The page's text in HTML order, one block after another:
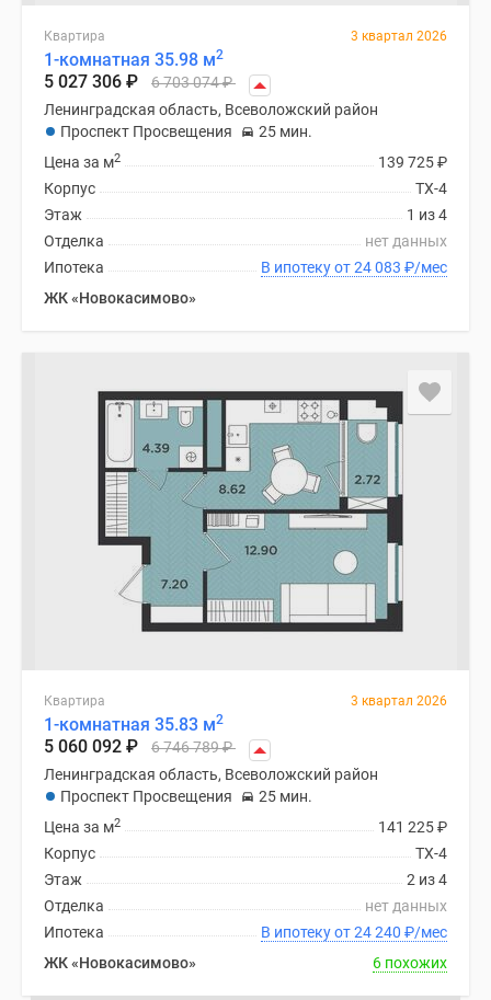
Квартира 3 квартал 2026
1-комнатная 35.98 м2
5 027 306 ₽ 6 703 074₽
Ленинградская область, Всеволожский район
Проспект Просвещения
25 мин.
139 725₽
Цена за м2
ТХ-4
Корпус
1 из 4
Этаж
нет данных
Отделка
В ипотеку от 24 083 ₽/мес
Ипотека
ЖК «Новокасимово»
Квартира 3 квартал 2026
1-комнатная 35.83 м2
5 060 092 ₽ 6 746 789₽
Ленинградская область, Всеволожский район
Проспект Просвещения
25 мин.
141 225₽
Цена за м2
ТХ-4
Корпус
2 из 4
Этаж
нет данных
Отделка
В ипотеку от 24 240 ₽/мес
Ипотека
ЖК «Новокасимово»
6 похожих